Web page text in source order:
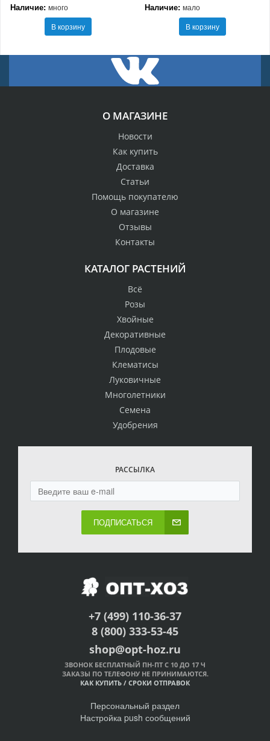
Наличие: много
В корзину
Наличие: мало
В корзину
О МАГАЗИНЕ
Новости
Как купить
Доставка
Статьи
Помощь покупателю
О магазине
Отзывы
Контакты
КАТАЛОГ РАСТЕНИЙ
Всё
Розы
Хвойные
Декоративные
Плодовые
Клематисы
Луковичные
Многолетники
Семена
Удобрения
РАССЫЛКА
ПОДПИСАТЬСЯ
+7 (499) 110-36-37
8 (800) 333-53-45
shop@opt-hoz.ru
ЗВОНОК БЕСПЛАТНЫЙ ПН-ПТ С 10 ДО 17 Ч
ЗАКАЗЫ ПО ТЕЛЕФОНУ НЕ ПРИНИМАЮТСЯ.
КАК КУПИТЬ / СРОКИ ОТПРАВОК
Персональный раздел
Настройка push сообщений